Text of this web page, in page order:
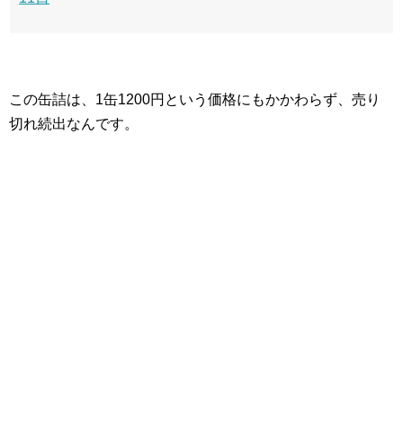
この缶詰は、1缶1200円という価格にもかかわらず、売り
切れ続出なんです。